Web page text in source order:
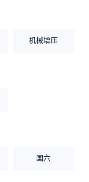
机械增压
国六